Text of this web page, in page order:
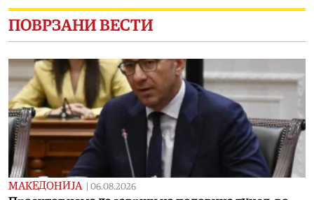
ПОВРЗАНИ ВЕСТИ
МАКЕДОНИЈА | 06.08.2026